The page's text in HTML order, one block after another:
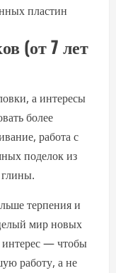
пластин
(от 7 лет
а интересы
более
работа с
поделок из
терпения и
мир новых
— чтобы
работу, а не